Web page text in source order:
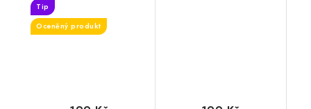
Tip
Oceněný produkt